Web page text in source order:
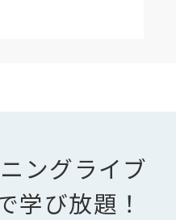
ングライブ
学び放題！